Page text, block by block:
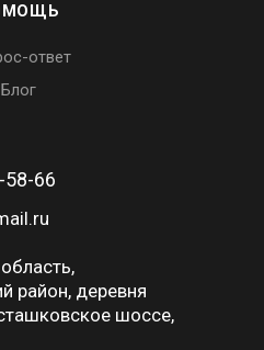
ответ
Блог
58-66
район, деревня
шоссе,